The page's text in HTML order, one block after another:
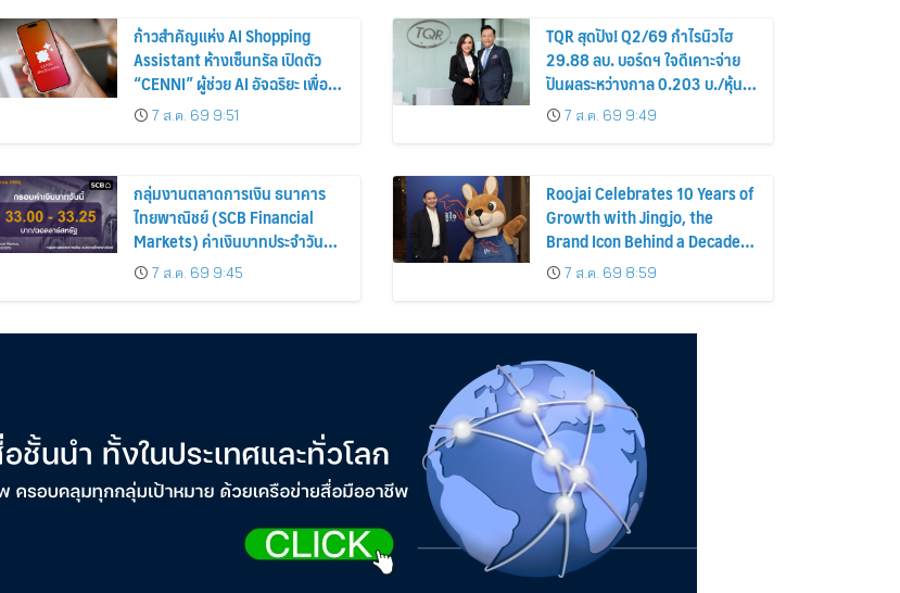
ก้าวสำคัญแห่ง AI Shopping
Assistant ห้างเซ็นทรัล เปิดตัว
“CENNI” ผู้ช่วย AI อัจฉริยะ เพื่อน
รู้ใจสายช้อปคนใหม่ ร่วมยกระดับ
ประสบการณ์ช้อปปิ้งให้ง่ายขึ้นได้
7 ส.ค. 69 9:51
TQR สุดปัง! Q2/69 กำไรนิวไฮ
29.88 ลบ. บอร์ดฯ ใจดีเคาะจ่าย
ปันผลระหว่างกาล 0.203 บ./หุ้น
รับทรัพย์ 4 ก.ย.69
7 ส.ค. 69 9:49
กลุ่มงานตลาดการเงิน ธนาคาร
ไทยพาณิชย์ (SCB Financial
Markets) ค่าเงินบาทประจำวันที่ 7
สิงหาคม 2569
7 ส.ค. 69 9:45
Roojai Celebrates 10 Years of
Growth with Jingjo, the
Brand Icon Behind a Decade
of Insurance Innovation
7 ส.ค. 69 8:59